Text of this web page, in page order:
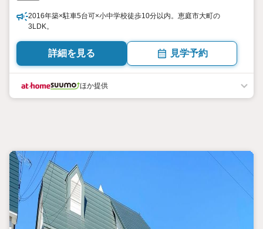
2016年築×駐車5台可×小中学校徒歩10分以内。恵庭市大町の
3LDK。
詳細を見る 見学予約
ほか提供